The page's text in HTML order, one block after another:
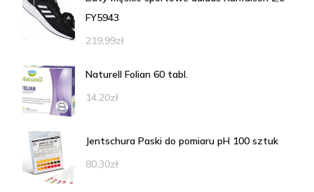
FY5943
219,99zł
Naturell Folian 60 tabl.
14,20zł
Jentschura Paski do pomiaru pH 100 sztuk
80,30zł